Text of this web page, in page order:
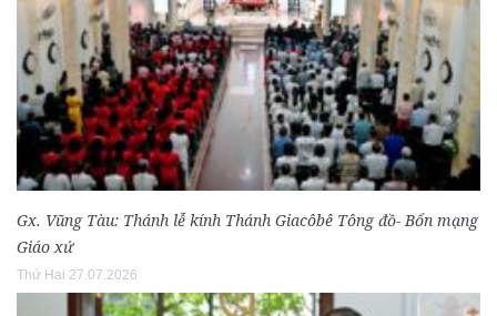
Gx. Vũng Tàu: Thánh lễ kính Thánh Giacôbê Tông đồ- Bổn mạng
Giáo xứ
Thứ Hai 27.07.2026